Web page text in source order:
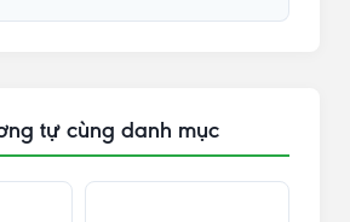
tự cùng danh mục